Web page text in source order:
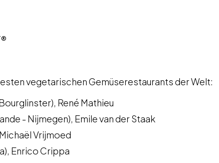
vegetarischen Gemüserestaurants der Welt:
René Mathieu
- Nijmegen), Emile van der Staak
Vrijmoed
Enrico Crippa